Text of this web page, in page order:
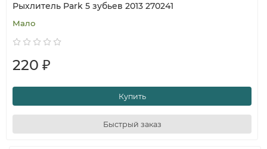
Рыхлитель Park 5 зубьев 2013 270241
Мало
220 ₽
Купить
Быстрый заказ